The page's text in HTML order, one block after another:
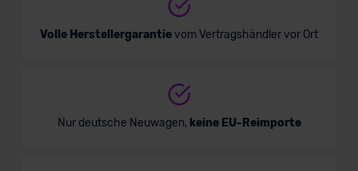
Volle Herstellergarantievom Vertragshändler vor Ort
Nur deutsche Neuwagen, keine EU-Reimporte